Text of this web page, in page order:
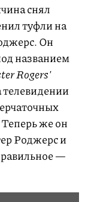
снял
туфли на
Он
названием
Rogers'
Теперь же он
Роджерс и
—